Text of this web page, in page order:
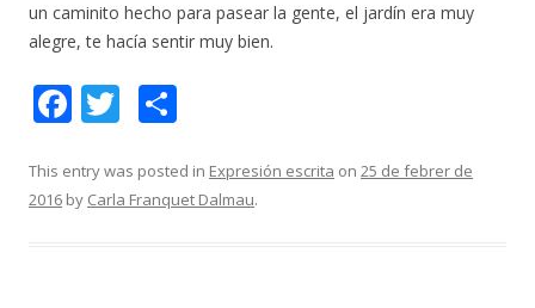
un caminito hecho para pasear la gente, el jardín era muy
alegre, te hacía sentir muy bien.
F
e
b
T
itt
er
m
p
This entry was posted in Expresión escrita on 25 de febrer de
2016 by Carla Franquet Dalmau.